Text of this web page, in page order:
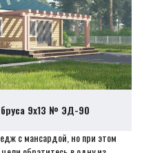
9х13 № ЭД-90
с мансардой, но при этом